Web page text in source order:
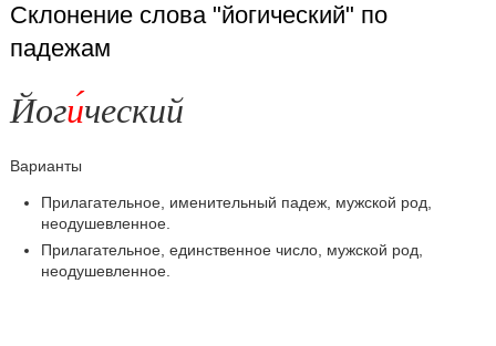
Склонение слова "йогический" по
падежам
Йогический
Варианты
Прилагательное, именительный падеж, мужской род,
неодушевленное.
Прилагательное, единственное число, мужской род,
неодушевленное.